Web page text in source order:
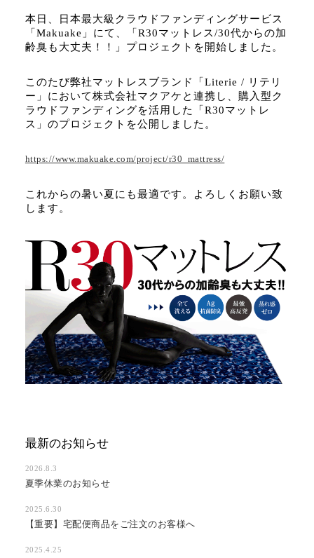
本日、日本最大級クラウドファンディングサービス
「Makuake」にて、「R30マットレス/30代からの加
齢臭も大丈夫！！」プロジェクトを開始しました。
このたび弊社マットレスブランド「Literie / リテリ
ー」において株式会社マクアケと連携し、購入型ク
ラウドファンディングを活用した「R30マットレ
ス」のプロジェクトを公開しました。
https://www.makuake.com/project/r30_mattress/
これからの暑い夏にも最適です。よろしくお願い致
します。
最新のお知らせ
2026.8.3
夏季休業のお知らせ
2025.6.30
【重要】宅配便商品をご注文のお客様へ
2025.4.25